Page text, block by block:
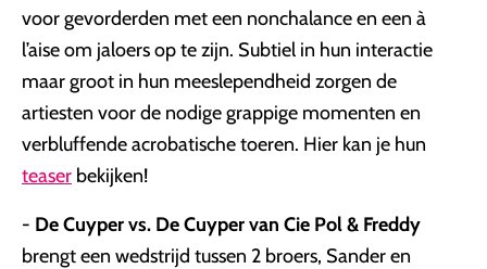
voor gevorderden met een nonchalance en een à
l’aise om jaloers op te zijn. Subtiel in hun interactie
maar groot in hun meeslependheid zorgen de
artiesten voor de nodige grappige momenten en
verbluffende acrobatische toeren. Hier kan je hun
teaser bekijken!
- De Cuyper vs. De Cuyper van Cie Pol & Freddy
brengt een wedstrijd tussen 2 broers, Sander en